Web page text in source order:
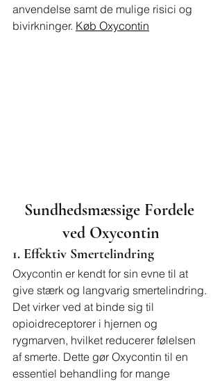
anvendelse samt de mulige risici og
bivirkninger. Køb Oxycontin
Sundhedsmæssige Fordele
ved Oxycontin
1. Effektiv Smertelindring
Oxycontin er kendt for sin evne til at
give stærk og langvarig smertelindring.
Det virker ved at binde sig til
opioidreceptorer i hjernen og
rygmarven, hvilket reducerer følelsen
af smerte. Dette gør Oxycontin til en
essentiel behandling for mange